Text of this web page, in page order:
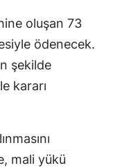
oluşan 73
ödenecek.
şekilde
kararı
mali yükü